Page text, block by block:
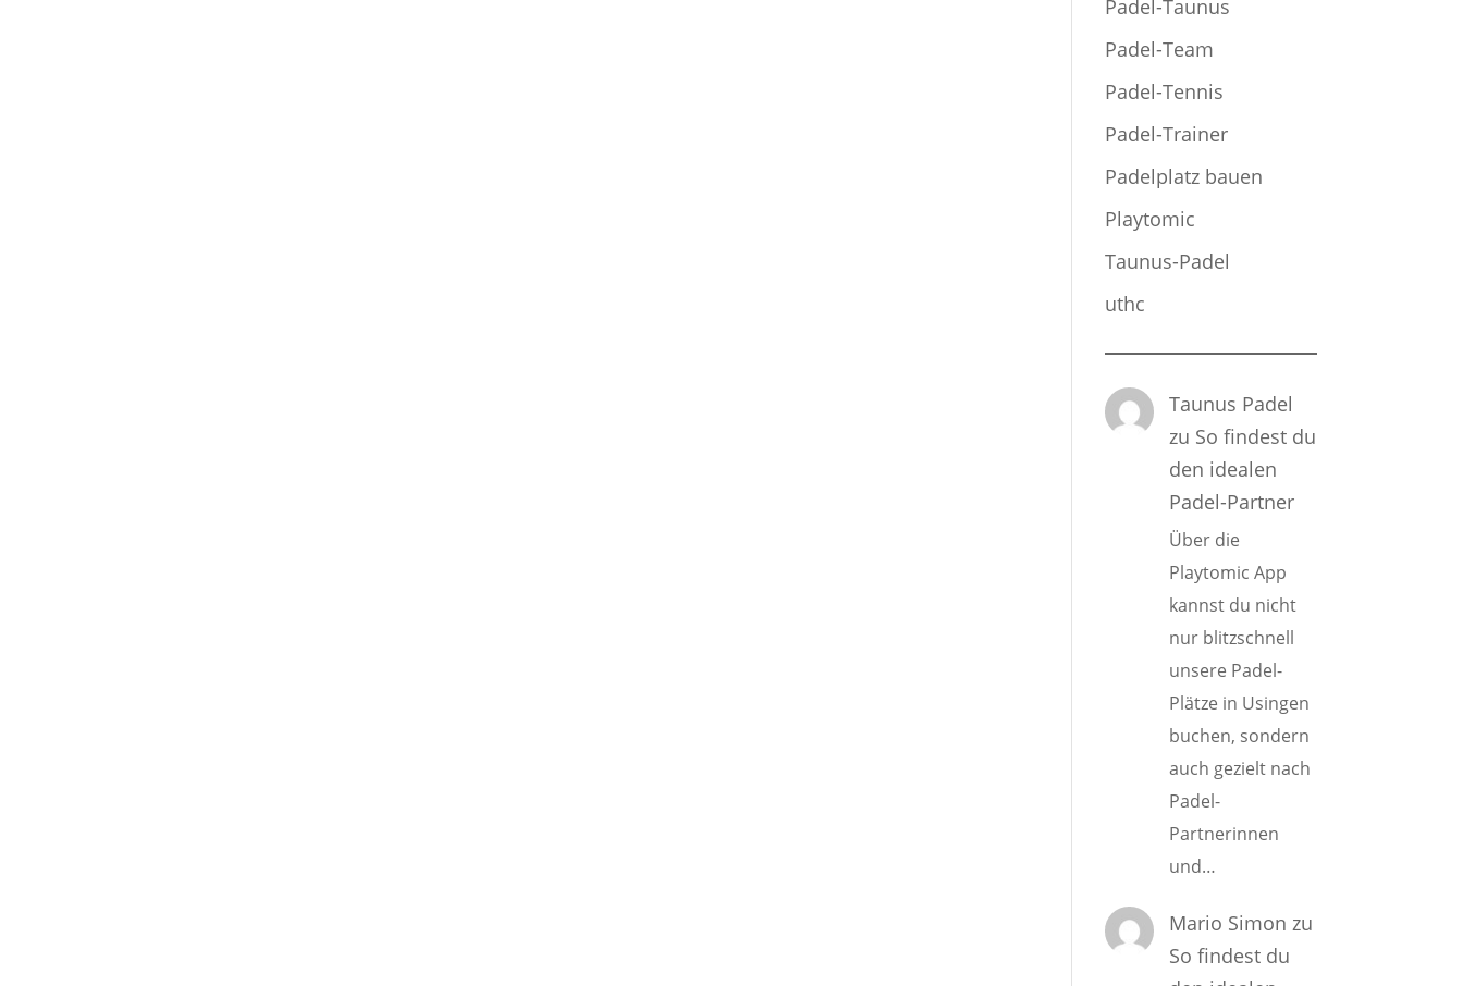
Padel-Taunus
Padel-Team
Padel-Tennis
Padel-Trainer
Padelplatz bauen
Playtomic
Taunus-Padel
uthc
Taunus Padel
zu So findest du
den idealen
Padel-Partner
Über die
Playtomic App
kannst du nicht
nur blitzschnell
unsere Padel-
Plätze in Usingen
buchen, sondern
auch gezielt nach
Padel-
Partnerinnen
und…
Mario Simon zu
So findest du